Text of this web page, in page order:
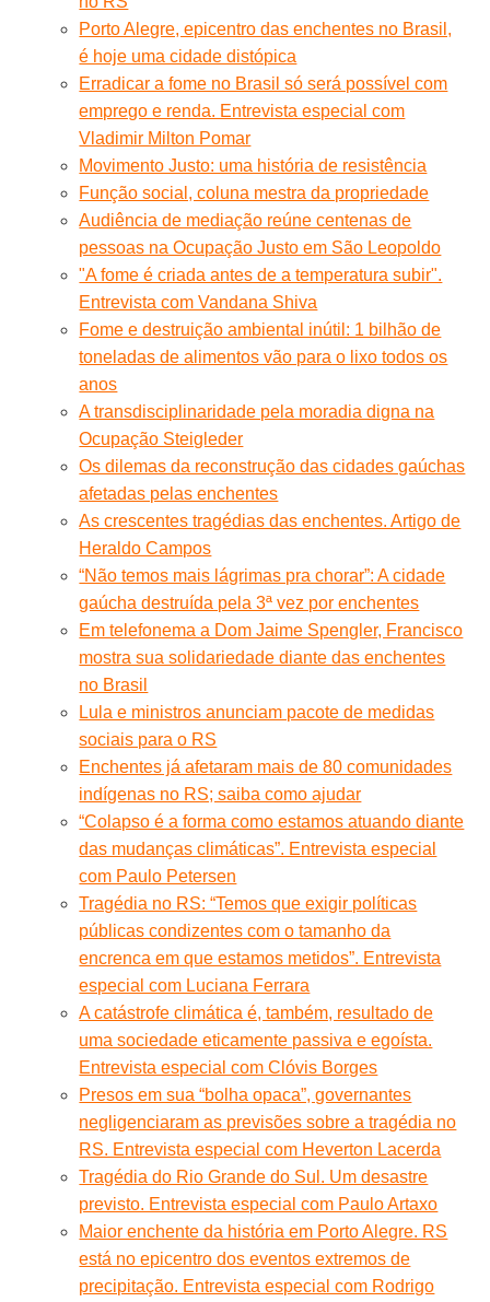
Porto Alegre, epicentro das enchentes no Brasil,
é hoje uma cidade distópica
Erradicar a fome no Brasil só será possível com
emprego e renda. Entrevista especial com
Vladimir Milton Pomar
Movimento Justo: uma história de resistência
Função social, coluna mestra da propriedade
Audiência de mediação reúne centenas de
pessoas na Ocupação Justo em São Leopoldo
"A fome é criada antes de a temperatura subir".
Entrevista com Vandana Shiva
Fome e destruição ambiental inútil: 1 bilhão de
toneladas de alimentos vão para o lixo todos os
anos
A transdisciplinaridade pela moradia digna na
Ocupação Steigleder
Os dilemas da reconstrução das cidades gaúchas
afetadas pelas enchentes
As crescentes tragédias das enchentes. Artigo de
Heraldo Campos
“Não temos mais lágrimas pra chorar”: A cidade
gaúcha destruída pela 3ª vez por enchentes
Em telefonema a Dom Jaime Spengler, Francisco
mostra sua solidariedade diante das enchentes
no Brasil
Lula e ministros anunciam pacote de medidas
sociais para o RS
Enchentes já afetaram mais de 80 comunidades
indígenas no RS; saiba como ajudar
“Colapso é a forma como estamos atuando diante
das mudanças climáticas”. Entrevista especial
com Paulo Petersen
Tragédia no RS: “Temos que exigir políticas
públicas condizentes com o tamanho da
encrenca em que estamos metidos”. Entrevista
especial com Luciana Ferrara
A catástrofe climática é, também, resultado de
uma sociedade eticamente passiva e egoísta.
Entrevista especial com Clóvis Borges
Presos em sua “bolha opaca”, governantes
negligenciaram as previsões sobre a tragédia no
RS. Entrevista especial com Heverton Lacerda
Tragédia do Rio Grande do Sul. Um desastre
previsto. Entrevista especial com Paulo Artaxo
Maior enchente da história em Porto Alegre. RS
está no epicentro dos eventos extremos de
precipitação. Entrevista especial com Rodrigo